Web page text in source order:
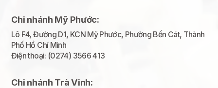
Chi nhánh Mỹ Phước:
Lô F4, Đường D1, KCN Mỹ Phước, Phường Bến Cát, Thành
Phố Hồ Chí Minh
Điện thoại: (0274) 3566 413
Chi nhánh Trà Vinh: